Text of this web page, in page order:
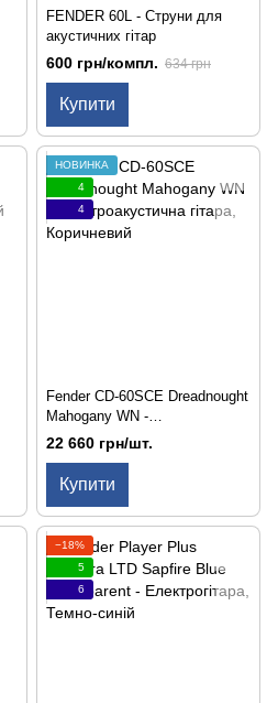
FENDER 60L - Струни для
акустичних гітар
600 грн/компл. 634 грн
Купити
НОВИНКА
4
4
Fender CD-60SCE Dreadnought
Mahogany WN -
Електроакустична гітара
22 660 грн/шт.
Купити
−18%
5
6